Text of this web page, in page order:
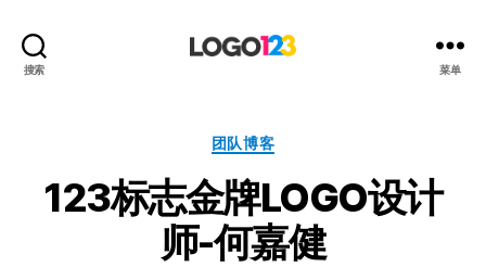
搜索
设
计
博
客
菜单
分
团队博客
123标志金牌LOGO设计
师-何嘉健